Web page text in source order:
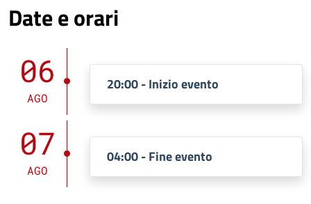
Date e orari
06
AGO
20:00 - Inizio evento
07
AGO
04:00 - Fine evento